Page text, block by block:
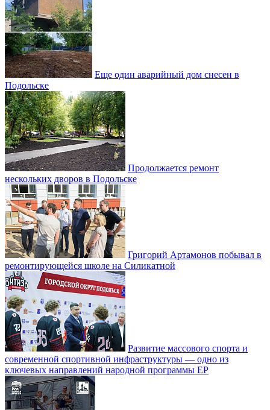
Еще один аварийный дом снесен в
Подольске
Продолжается ремонт
нескольких дворов в Подольске
Григорий Артамонов побывал в
ремонтирующейся школе на Силикатной
Развитие массового спорта и
современной спортивной инфраструктуры — одно из
ключевых направлений народной программы ЕР